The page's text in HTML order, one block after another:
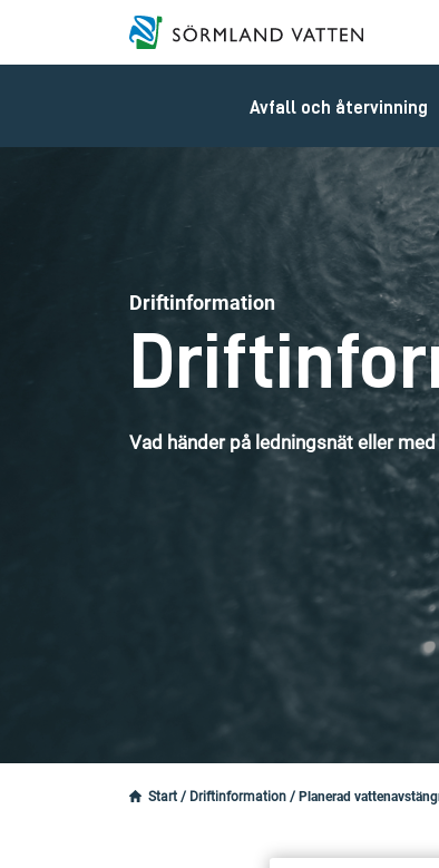
Avfall och återvinning
Driftinformation
Vad händer på ledningsnät eller
Start / Driftinformation / Planerad